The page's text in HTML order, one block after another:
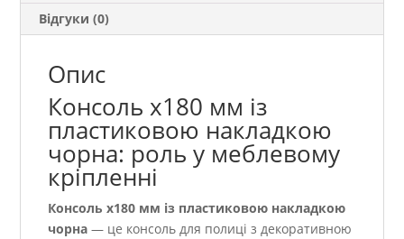
Відгуки (0)
Опис
Консоль х180 мм із
пластиковою накладкою
чорна: роль у меблевому
кріпленні
Консоль х180 мм із пластиковою накладкою
чорна — це консоль для полиці з декоративною